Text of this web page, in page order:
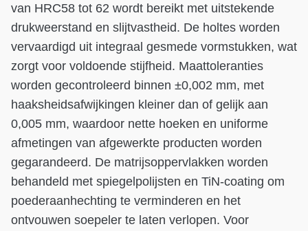
van HRC58 tot 62 wordt bereikt met uitstekende
drukweerstand en slijtvastheid. De holtes worden
vervaardigd uit integraal gesmede vormstukken, wat
zorgt voor voldoende stijfheid. Maattoleranties
worden gecontroleerd binnen ±0,002 mm, met
haaksheidsafwijkingen kleiner dan of gelijk aan
0,005 mm, waardoor nette hoeken en uniforme
afmetingen van afgewerkte producten worden
gegarandeerd. De matrijsoppervlakken worden
behandeld met spiegelpolijsten en TiN-coating om
poederaanhechting te verminderen en het
ontvouwen soepeler te laten verlopen. Voor